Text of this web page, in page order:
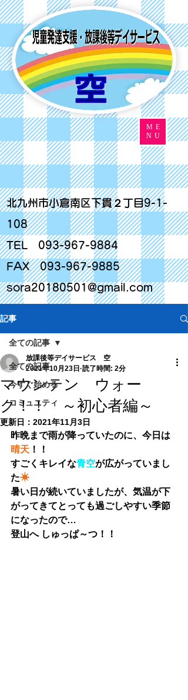
北九州市小倉南区下貫２丁目9-1-
108
TEL
093-967-9884
FAX093-967-9885
sora20180501@gmail.com
ME
NU
記事
全ての記事
今すぐ始める
コミュニティ
全ての記事
マウンテン ウォー
ク！！ ～初心者編～
放課後等デイサービス 空
2021年10月23日 読了時間: 2分
更新日： 2021年11月3日
昨晩まで雨が降っていたのに、今日は
晴天 ！！
すごくキレイな青空が広がっていまし
た☀
暑い日が続いていましたが、気温が下
がってきてとっても過ごしやすい季節
になったので…
登山へ しゅっぱ～つ ！！